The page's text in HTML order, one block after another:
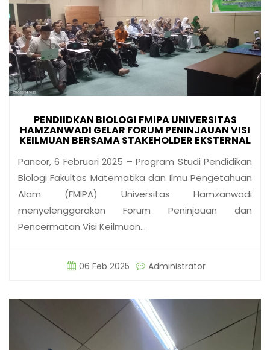
PENDIIDKAN BIOLOGI FMIPA UNIVERSITAS
HAMZANWADI GELAR FORUM PENINJAUAN VISI
KEILMUAN BERSAMA STAKEHOLDER EKSTERNAL
Pancor, 6 Februari 2025 – Program Studi Pendidikan
Biologi Fakultas Matematika dan Ilmu Pengetahuan
Alam (FMIPA) Universitas Hamzanwadi
menyelenggarakan Forum Peninjauan dan
Pencermatan Visi Keilmuan…
06 Feb 2025 Administrator